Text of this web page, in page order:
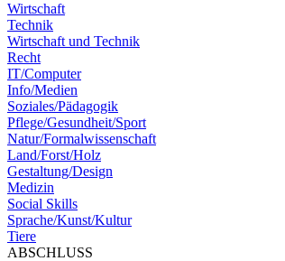
Wirtschaft
Technik
Wirtschaft und Technik
Recht
IT/Computer
Info/Medien
Soziales/Pädagogik
Pflege/Gesundheit/Sport
Natur/Formalwissenschaft
Land/Forst/Holz
Gestaltung/Design
Medizin
Social Skills
Sprache/Kunst/Kultur
Tiere
ABSCHLUSS